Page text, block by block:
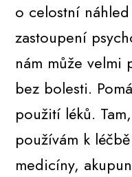
o celostní
zastoupení
nám může velmi
bez bolesti.
použití léků.
používám k
medicíny,